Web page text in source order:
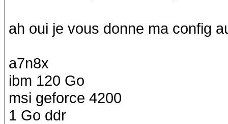
ah oui je vous donne ma config
a7n8x
ibm 120 Go
msi geforce 4200
1 Go ddr